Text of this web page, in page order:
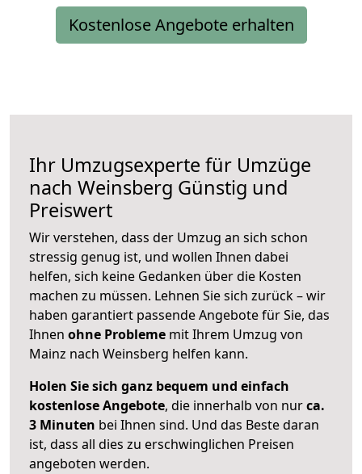
Kostenlose Angebote erhalten
Ihr Umzugsexperte für Umzüge
nach Weinsberg Günstig und
Preiswert
Wir verstehen, dass der Umzug an sich schon
stressig genug ist, und wollen Ihnen dabei
helfen, sich keine Gedanken über die Kosten
machen zu müssen. Lehnen Sie sich zurück – wir
haben garantiert passende Angebote für Sie, das
Ihnen ohne Probleme mit Ihrem Umzug von
Mainz nach Weinsberg helfen kann.
Holen Sie sich ganz bequem und einfach
kostenlose Angebote, die innerhalb von nurca.
3 Minuten bei Ihnen sind. Und das Beste daran
ist, dass all dies zu erschwinglichen Preisen
angeboten werden.